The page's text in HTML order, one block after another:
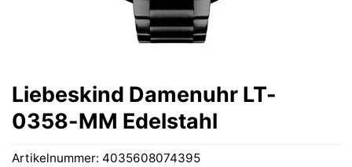
Liebeskind Damenuhr LT-
0358-MM Edelstahl
Artikelnummer: 4035608074395